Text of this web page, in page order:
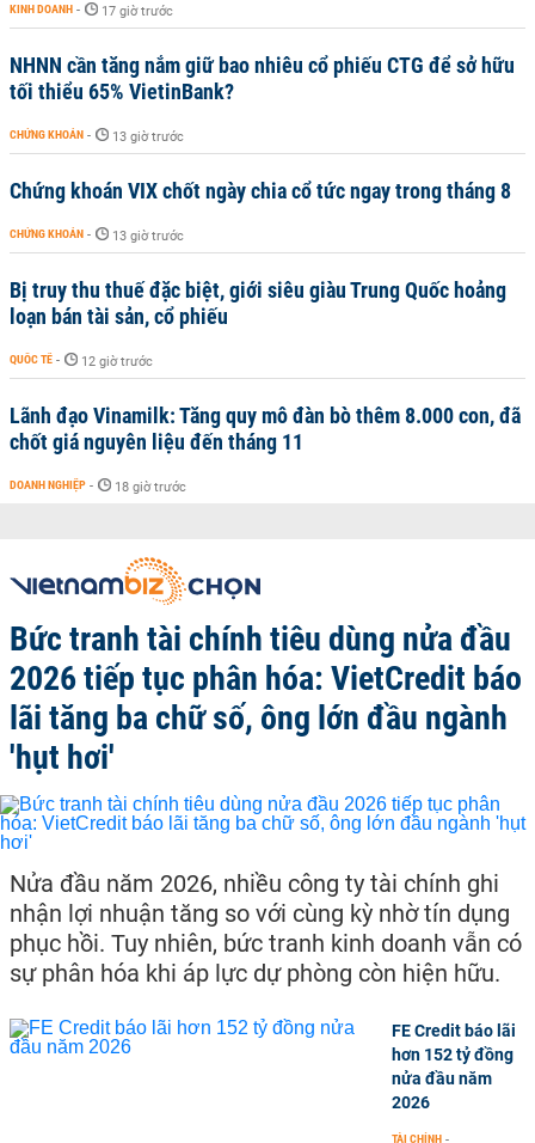
KINH DOANH - 17 giờ trước
NHNN cần tăng nắm giữ bao nhiêu cổ phiếu CTG để sở hữu
tối thiểu 65% VietinBank?
CHỨNG KHOÁN - 13 giờ trước
Chứng khoán VIX chốt ngày chia cổ tức ngay trong tháng 8
CHỨNG KHOÁN - 13 giờ trước
Bị truy thu thuế đặc biệt, giới siêu giàu Trung Quốc hoảng
loạn bán tài sản, cổ phiếu
QUỐC TẾ - 12 giờ trước
Lãnh đạo Vinamilk: Tăng quy mô đàn bò thêm 8.000 con, đã
chốt giá nguyên liệu đến tháng 11
DOANH NGHIỆP - 18 giờ trước
Bức tranh tài chính tiêu dùng nửa đầu
2026 tiếp tục phân hóa: VietCredit báo
lãi tăng ba chữ số, ông lớn đầu ngành
'hụt hơi'
Nửa đầu năm 2026, nhiều công ty tài chính ghi
nhận lợi nhuận tăng so với cùng kỳ nhờ tín dụng
phục hồi. Tuy nhiên, bức tranh kinh doanh vẫn có
sự phân hóa khi áp lực dự phòng còn hiện hữu.
FE Credit báo lãi
hơn 152 tỷ đồng
nửa đầu năm
2026
TÀI CHÍNH -